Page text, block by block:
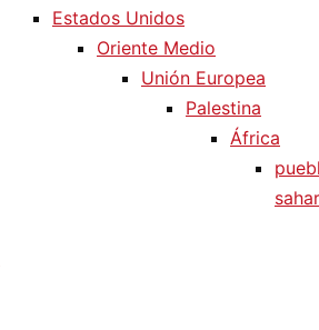
Estados Unidos
Oriente Medio
Unión Europea
Palestina
África